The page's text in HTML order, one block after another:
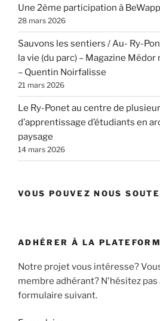
Une 2ème participation à
28 mars 2026
Sauvons les sentiers / Au- Ry-
la vie (du parc) – Magazine
– Quentin Noirfalisse
21 mars 2026
Le Ry-Ponet au centre de
d’apprentissage d’étudiants en
paysage
14 mars 2026
VOUS POUVEZ NOUS
ADHÉRER À LA
Notre projet vous intéresse?
membre adhérant? N'hésitez
formulaire suivant.